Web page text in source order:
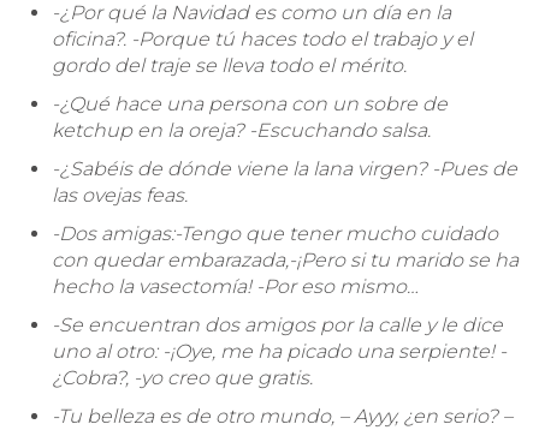
-¿Por qué la Navidad es como un día en la
oficina?. -Porque tú haces todo el trabajo y el
gordo del traje se lleva todo el mérito.
-¿Qué hace una persona con un sobre de
ketchup en la oreja? -Escuchando salsa.
-¿Sabéis de dónde viene la lana virgen? -Pues de
las ovejas feas.
-Dos amigas:-Tengo que tener mucho cuidado
con quedar embarazada,-¡Pero si tu marido se ha
hecho la vasectomía! -Por eso mismo…
-Se encuentran dos amigos por la calle y le dice
uno al otro: -¡Oye, me ha picado una serpiente! -
¿Cobra?, -yo creo que gratis.
-Tu belleza es de otro mundo, – Ayyy, ¿en serio? –